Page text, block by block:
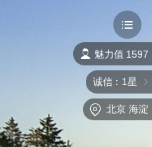
魅力值 1597
诚信：1星
北京 海淀